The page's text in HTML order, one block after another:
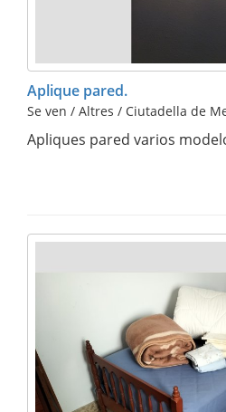
Aplique pared.
Se ven / Altres / Ciutadella de
Apliques pared varios